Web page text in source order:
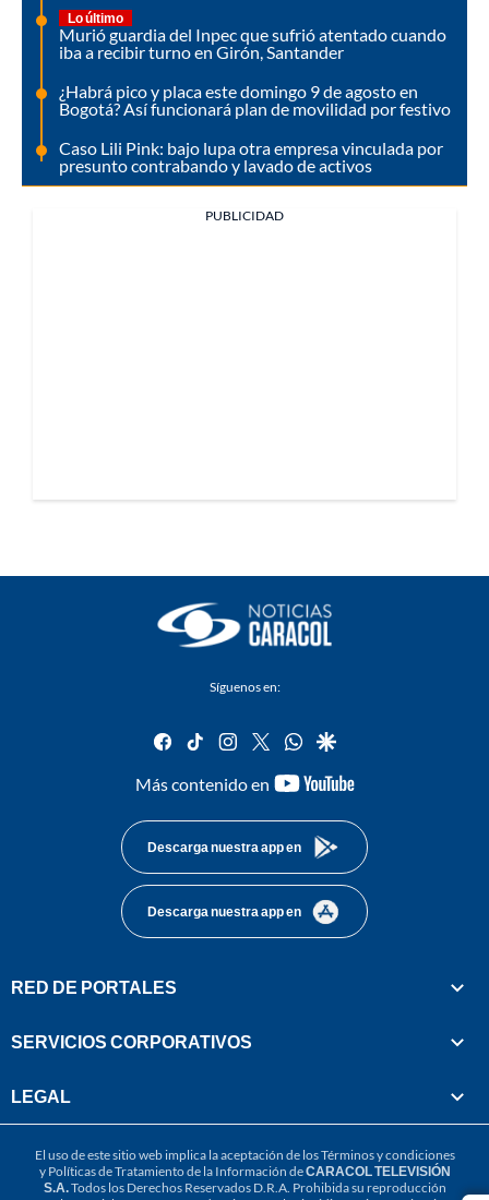
Lo último
Murió guardia del Inpec que sufrió atentado cuando
iba a recibir turno en Girón, Santander
¿Habrá pico y placa este domingo 9 de agosto en
Bogotá? Así funcionará plan de movilidad por festivo
Caso Lili Pink: bajo lupa otra empresa vinculada por
presunto contrabando y lavado de activos
PUBLICIDAD
Síguenos en:
facebook
tiktok instagram
twitterwhatsapp
google
Más contenido en
youtube-
Descarga nuestra app en
Descarga nuestra app en
RED DE PORTALES
SERVICIOS CORPORATIVOS
LEGAL
El uso de este sitio web implica la aceptación de losTérminos y condiciones
y Políticas de Tratamiento de la Información deCARACOL TELEVISIÓN
S.A.Todos los Derechos Reservados D.R.A. Prohibida su reproducción